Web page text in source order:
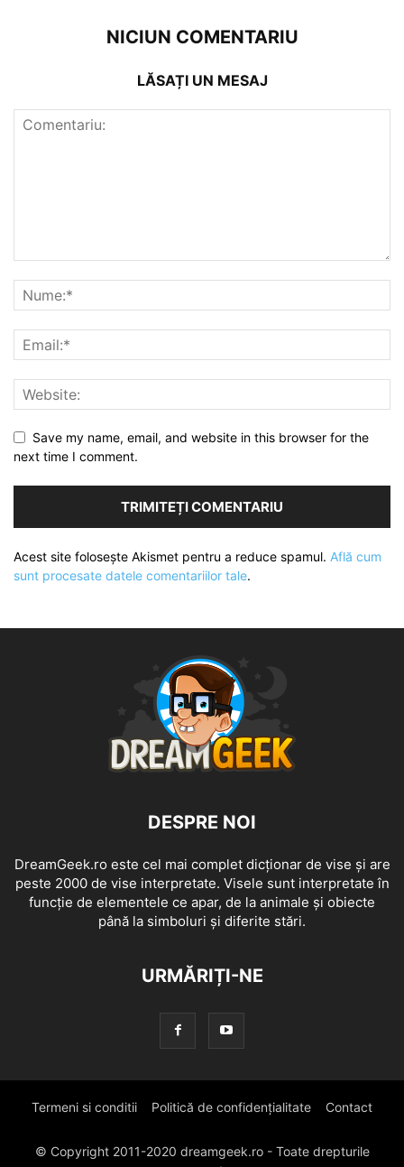
NICIUN COMENTARIU
LĂSAȚI UN MESAJ
Save my name, email, and website in this browser for the
next time I comment.
Acest site folosește Akismet pentru a reduce spamul. Află cum
sunt procesate datele comentariilor tale.
DESPRE NOI
DreamGeek.ro este cel mai complet dicționar de vise și are
peste 2000 de vise interpretate. Visele sunt interpretate în
funcție de elementele ce apar, de la animale și obiecte
până la simboluri și diferite stări.
URMĂRIȚI-NE
Termeni si conditii Politică de confidențialitate Contact
© Copyright 2011-2020 dreamgeek.ro - Toate drepturile